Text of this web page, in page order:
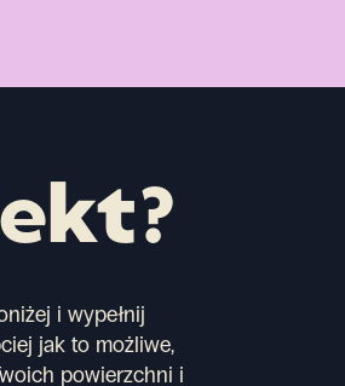
i wypełnij
jak to możliwe,
powierzchni i